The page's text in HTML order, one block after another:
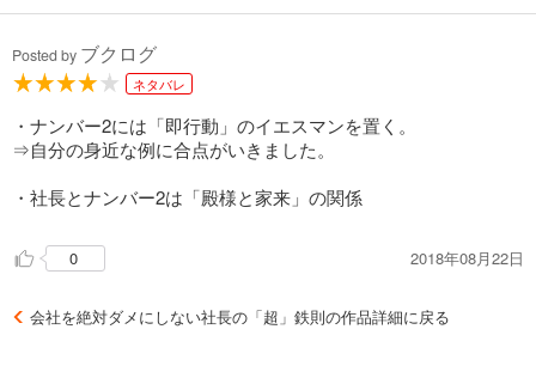
売上げ、利益を上げる」こと。
・「自分にあたっている風」しか感じることはできない。自分
自身に問題が降り掛かってくるから、その対処法を必死で学
ぶ。そうして身につく。
Posted by ブクログ
ネタバレ
・ナンバー2には「即行動」のイエスマンを置く。
⇒自分の身近な例に合点がいきました。
・社長とナンバー2は「殿様と家来」の関係
0 2018年08月22日
会社を絶対ダメにしない社長の「超」鉄則の作品詳細に戻る